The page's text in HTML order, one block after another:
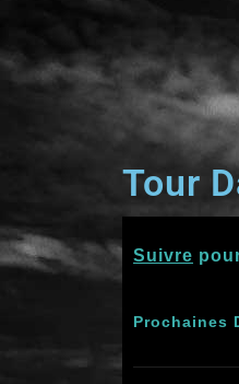
Tour
Suivre
Prochaines